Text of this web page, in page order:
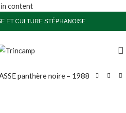
content
ET CULTURE STÉPHANOISE
panthère noire – 1988